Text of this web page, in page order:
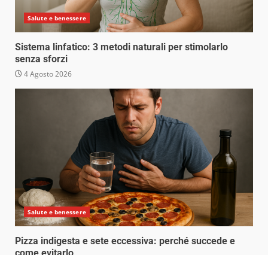
Salute e benessere
Sistema linfatico: 3 metodi naturali per stimolarlo
senza sforzi
4 Agosto 2026
Salute e benessere
Pizza indigesta e sete eccessiva: perché succede e
come evitarlo